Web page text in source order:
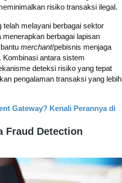
risiko transaksi ilegal.
telah melayani berbagai sektor
menerapkan berbagai lapisan
merchant/pebisnis menjaga
antara sistem
deteksi risiko yang tepat
pengalaman transaksi yang lebih
Gateway? Kenali Perannya di
Fraud Detection